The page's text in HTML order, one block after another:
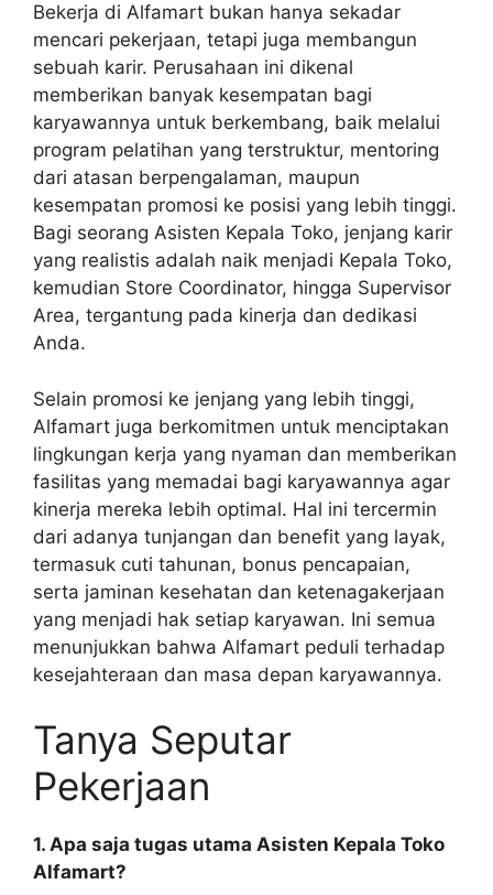
Bekerja di Alfamart bukan hanya sekadar
mencari pekerjaan, tetapi juga membangun
sebuah karir. Perusahaan ini dikenal
memberikan banyak kesempatan bagi
karyawannya untuk berkembang, baik melalui
program pelatihan yang terstruktur, mentoring
dari atasan berpengalaman, maupun
kesempatan promosi ke posisi yang lebih tinggi.
Bagi seorang Asisten Kepala Toko, jenjang karir
yang realistis adalah naik menjadi Kepala Toko,
kemudian Store Coordinator, hingga Supervisor
Area, tergantung pada kinerja dan dedikasi
Anda.
Selain promosi ke jenjang yang lebih tinggi,
Alfamart juga berkomitmen untuk menciptakan
lingkungan kerja yang nyaman dan memberikan
fasilitas yang memadai bagi karyawannya agar
kinerja mereka lebih optimal. Hal ini tercermin
dari adanya tunjangan dan benefit yang layak,
termasuk cuti tahunan, bonus pencapaian,
serta jaminan kesehatan dan ketenagakerjaan
yang menjadi hak setiap karyawan. Ini semua
menunjukkan bahwa Alfamart peduli terhadap
kesejahteraan dan masa depan karyawannya.
Tanya Seputar
Pekerjaan
1. Apa saja tugas utama Asisten Kepala Toko
Alfamart?